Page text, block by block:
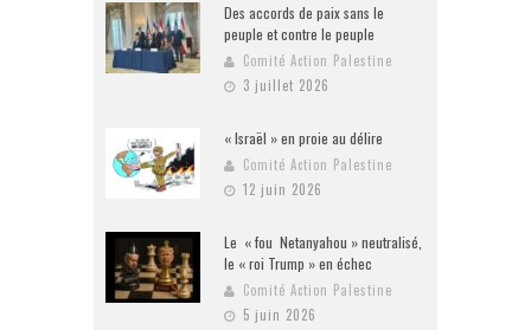
Des accords de paix sans le
peuple et contre le peuple
Comité Action Palestine
3 juillet 2026
« Israël » en proie au délire
Comité Action Palestine
12 juin 2026
Le « fou Netanyahou » neutralisé,
le « roi Trump » en échec
Comité Action Palestine
5 juin 2026